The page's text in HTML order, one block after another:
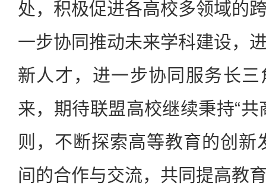
处，积极促进各高校多领域的
一步协同推动未来学科建设，
新人才，进一步协同服务长
来，期待联盟高校继续秉持“共
则，不断探索高等教育的创新
间的合作与交流，共同提高教